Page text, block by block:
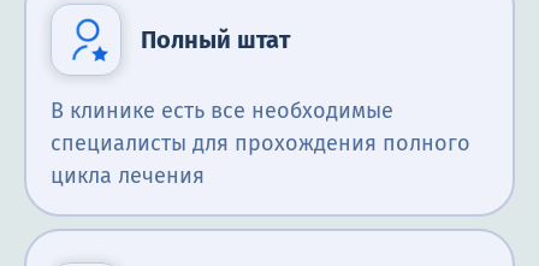
Полный штат
В клинике есть все необходимые
специалисты для прохождения полного
цикла лечения